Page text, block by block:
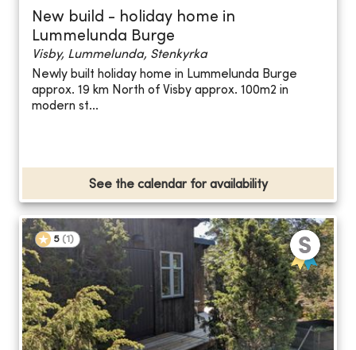
New build - holiday home in
Lummelunda Burge
Visby, Lummelunda, Stenkyrka
Newly built holiday home in Lummelunda Burge
approx. 19 km North of Visby approx. 100m2 in
modern st...
See the calendar for availability
5 (1 )